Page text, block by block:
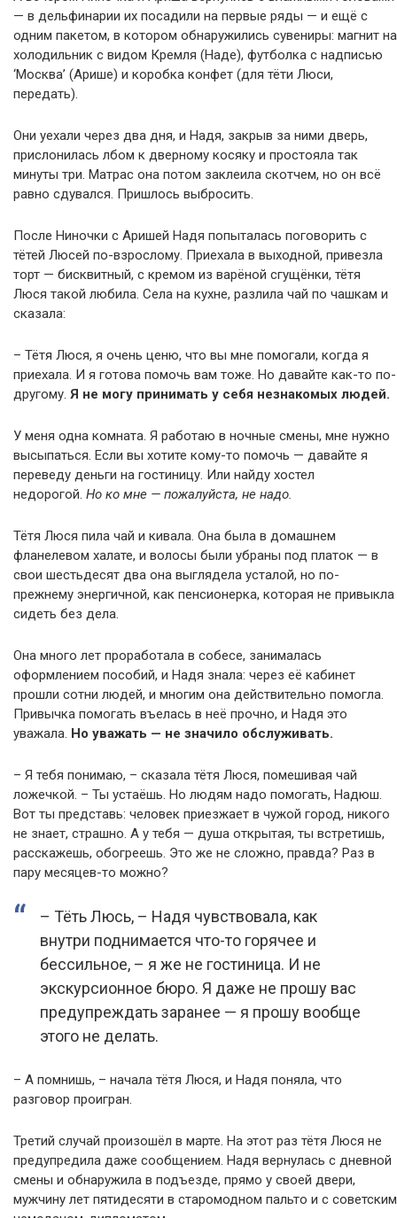
— в дельфинарии их посадили на первые ряды — и ещё с
одним пакетом, в котором обнаружились сувениры: магнит на
холодильник с видом Кремля (Наде), футболка с надписью
‘Москва’ (Арише) и коробка конфет (для тёти Люси,
передать).
Они уехали через два дня, и Надя, закрыв за ними дверь,
прислонилась лбом к дверному косяку и простояла так
минуты три. Матрас она потом заклеила скотчем, но он всё
равно сдувался. Пришлось выбросить.
После Ниночки с Аришей Надя попыталась поговорить с
тётей Люсей по-взрослому. Приехала в выходной, привезла
торт — бисквитный, с кремом из варёной сгущёнки, тётя
Люся такой любила. Села на кухне, разлила чай по чашкам и
сказала:
– Тётя Люся, я очень ценю, что вы мне помогали, когда я
приехала. И я готова помочь вам тоже. Но давайте как-то по-
другому. Я не могу принимать у себя незнакомых людей.
У меня одна комната. Я работаю в ночные смены, мне нужно
высыпаться. Если вы хотите кому-то помочь — давайте я
переведу деньги на гостиницу. Или найду хостел
недорогой. Но ко мне — пожалуйста, не надо.
Тётя Люся пила чай и кивала. Она была в домашнем
фланелевом халате, и волосы были убраны под платок — в
свои шестьдесят два она выглядела усталой, но по-
прежнему энергичной, как пенсионерка, которая не привыкла
сидеть без дела.
Она много лет проработала в собесе, занималась
оформлением пособий, и Надя знала: через её кабинет
прошли сотни людей, и многим она действительно помогла.
Привычка помогать въелась в неё прочно, и Надя это
уважала. Но уважать — не значило обслуживать.
– Я тебя понимаю, – сказала тётя Люся, помешивая чай
ложечкой. – Ты устаёшь. Но людям надо помогать, Надюш.
Вот ты представь: человек приезжает в чужой город, никого
не знает, страшно. А у тебя — душа открытая, ты встретишь,
расскажешь, обогреешь. Это же не сложно, правда? Раз в
пару месяцев-то можно?
– Тёть Люсь, – Надя чувствовала, как
внутри поднимается что-то горячее и
бессильное, – я же не гостиница. И не
экскурсионное бюро. Я даже не прошу вас
предупреждать заранее — я прошу вообще
этого не делать.
– А помнишь, – начала тётя Люся, и Надя поняла, что
разговор проигран.
Третий случай произошёл в марте. На этот раз тётя Люся не
предупредила даже сообщением. Надя вернулась с дневной
смены и обнаружила в подъезде, прямо у своей двери,
мужчину лет пятидесяти в старомодном пальто и с советским